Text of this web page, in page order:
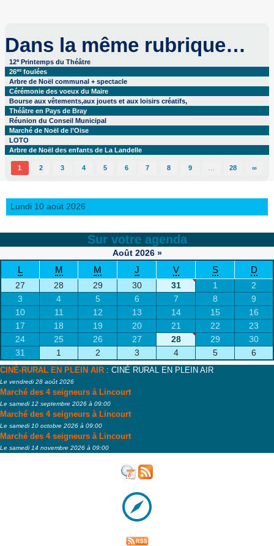
Dans la même rubrique…
12e Printemps du Théâtre
26es foulées
Arbre de Noël communal + spectacle
Cérémonie des voeux du Maire
Bourse aux vêtements,aux jouets et aux loisirs créatifs,
Théâtre en Pays de Bray
Réunion du Conseil Municipal
Marché de Noël de l’Oise
LOTO
Arbre de Noël des enfants de La Landelle
1 2 3 4 5 6 7 8 9 28 ∞
Lundi 10 août 2026
Sur votre agenda
Août 2026 »
L M M J V S D
27 28 29 30 31 1
2
3
4 5 6 7 8
9
10
11 12 13 14 15
16
17
18 19 20 21 22
23
24
25 26 27 28 29
30
31
1 2 3 4 5 6
CINÉ-RURAL EN PLEIN AIR : CINÉ RURAL EN PLEIN AIR
Le vendredi 28 août 2026
Marché des 4 seigneurs à Lincourt
Le samedi 12 septembre 2026 à 09:00
Marché des 4 seigneurs à Lincourt
Le samedi 10 octobre 2026 à 09:00
Marché des 4 seigneurs à Lincourt
Le samedi 14 novembre 2026 à 09:00